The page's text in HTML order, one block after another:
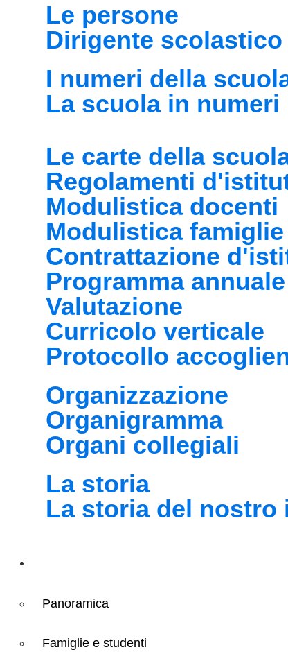
Le persone
Dirigente scolastico
I numeri della
La scuola in numeri
Le carte della
Regolamenti
Modulistica docenti
Modulistica
Contrattazione
Programma annuale
Valutazione
Curricolo verticale
Protocollo
Organizzazione
Organigramma
Organi collegiali
La storia
La storia del nostro
Panoramica
Famiglie e studenti